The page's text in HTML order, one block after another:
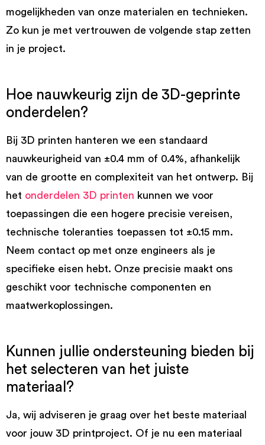
mogelijkheden van onze materialen en technieken.
Zo kun je met vertrouwen de volgende stap zetten
in je project.
Hoe nauwkeurig zijn de 3D-geprinte
onderdelen?
Bij 3D printen hanteren we een standaard
nauwkeurigheid van ±0.4 mm of 0.4%, afhankelijk
van de grootte en complexiteit van het ontwerp. Bij
het onderdelen 3D printen kunnen we voor
toepassingen die een hogere precisie vereisen,
technische toleranties toepassen tot ±0.15 mm.
Neem contact op met onze engineers als je
specifieke eisen hebt. Onze precisie maakt ons
geschikt voor technische componenten en
maatwerkoplossingen.
Kunnen jullie ondersteuning bieden bij
het selecteren van het juiste
materiaal?
Ja, wij adviseren je graag over het beste materiaal
voor jouw 3D printproject. Of je nu een materiaal